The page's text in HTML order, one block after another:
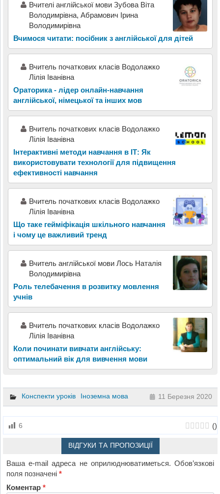
Вчителі англійської мови Зубова Віта
Володимрівна, Абрамович Ірина
Володимирівна
Вчимося читати: посібник з англійської для дітей
Вчитель початкових класів Водолажко
Лілія Іванівна
Ораторика - лідер онлайн-навчання
англійської, німецької та інших мов
Вчитель початкових класів Водолажко
Лілія Іванівна
Інтерактивні методи навчання в ІТ: Як
використовувати технології для підвищення
ефективності навчання
Вчитель початкових класів Водолажко
Лілія Іванівна
Що таке гейміфікація шкільного навчання
і чому це важливий тренд
Вчитель англійської мови Лось Наталія
Володимирівна
Роль телебачення в розвитку мовлення
учнів
Вчитель початкових класів Водолажко
Лілія Іванівна
Коли починати вивчати англійську:
оптимальний вік для вивчення мови
Конспекти уроків Іноземна мова 11 Березня 2020
6 ()
ВІДГУКИ ТА ПРОПОЗИЦІЇ
Ваша e-mail адреса не оприлюднюватиметься. Обов’язкові
поля позначені*
Коментар*